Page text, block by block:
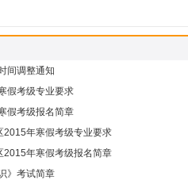
间调整通知
假考级专业要求
假考级报名简章
2015年寒假考级专业要求
2015年寒假考级报名简章
》考试简章